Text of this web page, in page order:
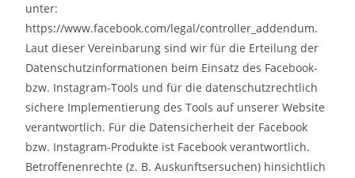
unter:
https://www.facebook.com/legal/controller_addendum.
Laut dieser Vereinbarung sind wir für die Erteilung der
Datenschutzinformationen beim Einsatz des Facebook-
bzw. Instagram-Tools und für die datenschutzrechtlich
sichere Implementierung des Tools auf unserer Website
verantwortlich. Für die Datensicherheit der Facebook
bzw. Instagram-Produkte ist Facebook verantwortlich.
Betroffenenrechte (z. B. Auskunftsersuchen) hinsichtlich